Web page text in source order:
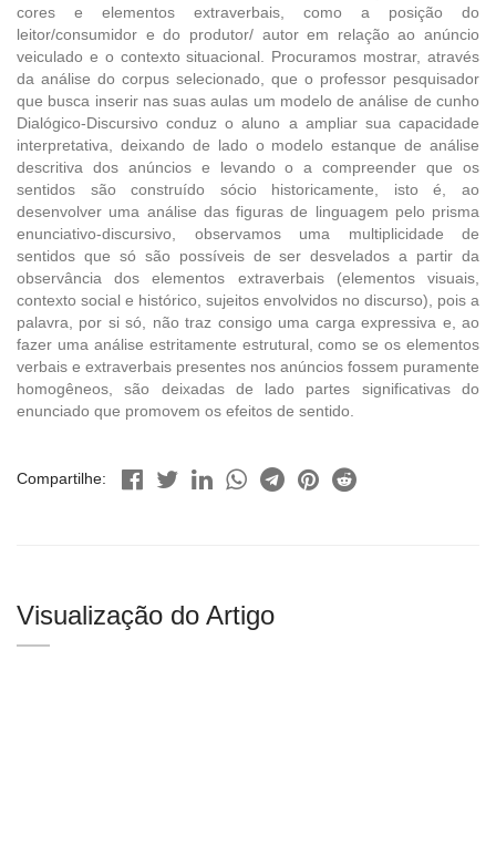
cores e elementos extraverbais, como a posição do
leitor/consumidor e do produtor/ autor em relação ao anúncio
veiculado e o contexto situacional. Procuramos mostrar, através
da análise do corpus selecionado, que o professor pesquisador
que busca inserir nas suas aulas um modelo de análise de cunho
Dialógico-Discursivo conduz o aluno a ampliar sua capacidade
interpretativa, deixando de lado o modelo estanque de análise
descritiva dos anúncios e levando o a compreender que os
sentidos são construído sócio historicamente, isto é, ao
desenvolver uma análise das figuras de linguagem pelo prisma
enunciativo-discursivo, observamos uma multiplicidade de
sentidos que só são possíveis de ser desvelados a partir da
observância dos elementos extraverbais (elementos visuais,
contexto social e histórico, sujeitos envolvidos no discurso), pois a
palavra, por si só, não traz consigo uma carga expressiva e, ao
fazer uma análise estritamente estrutural, como se os elementos
verbais e extraverbais presentes nos anúncios fossem puramente
homogêneos, são deixadas de lado partes significativas do
enunciado que promovem os efeitos de sentido.
Compartilhe:
Visualização do Artigo